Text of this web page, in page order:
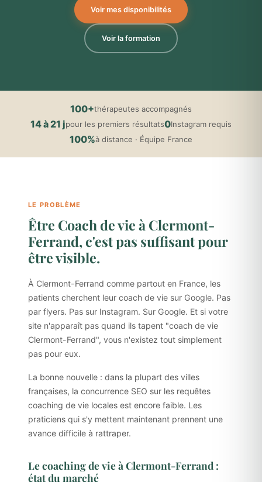
Voir mes disponibilités
Voir la formation
100+thérapeutes accompagnés
14 à 21 jpour les premiers résultats0Instagram requis
100%à distance · Équipe France
LE PROBLÈME
Être Coach de vie à Clermont-
Ferrand, c'est pas suffisant pour
être visible.
À Clermont-Ferrand comme partout en France, les
patients cherchent leur coach de vie sur Google. Pas
par flyers. Pas sur Instagram. Sur Google. Et si votre
site n'apparaît pas quand ils tapent "coach de vie
Clermont-Ferrand", vous n'existez tout simplement
pas pour eux.
La bonne nouvelle : dans la plupart des villes
françaises, la concurrence SEO sur les requêtes
coaching de vie locales est encore faible. Les
praticiens qui s'y mettent maintenant prennent une
avance difficile à rattraper.
Le coaching de vie à Clermont-Ferrand :
état du marché